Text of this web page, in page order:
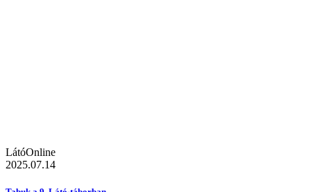
LátóOnline
2025.07.14